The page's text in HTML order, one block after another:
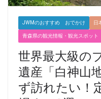
JWMのおすすめ おでかけ 日
青森県の観光情報・観光スポット
世界最大級の
遺産「白神山
ず訪れたい！